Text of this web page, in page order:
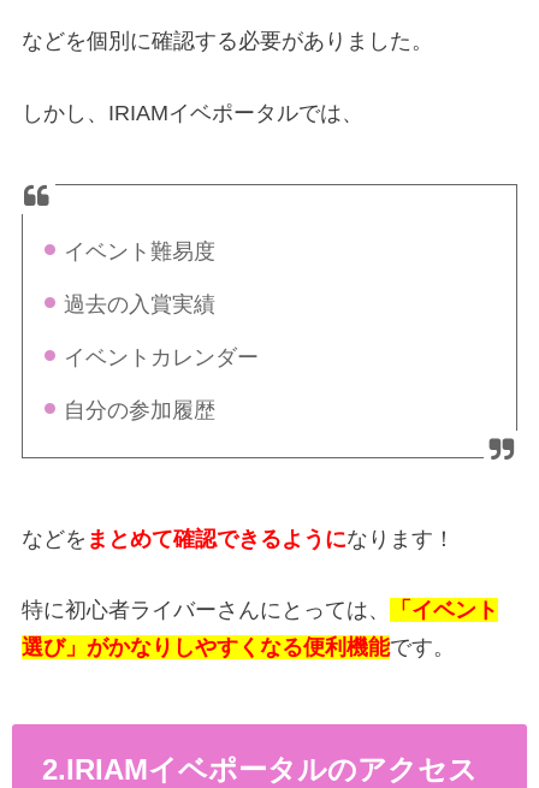
などを個別に確認する必要がありました。
しかし、IRIAMイベポータルでは、
イベント難易度
過去の入賞実績
イベントカレンダー
自分の参加履歴
などを まとめて確認できるようになります！
特に初心者ライバーさんにとっては、
「イベント
選び」がかなりしやすくなる便利機能です。
2.IRIAMイベポータルのアクセス